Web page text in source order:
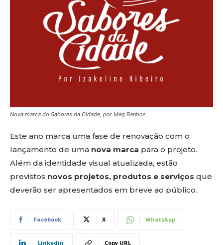
Nova marca do Sabores da Cidade, por Meg Banhos
Este ano marca uma fase de renovação com o
lançamento de uma nova marca para o projeto.
Além da identidade visual atualizada, estão
previstos novos projetos, produtos e serviços que
deverão ser apresentados em breve ao público.
Facebook X WhatsApp
Linkedin Copy URL